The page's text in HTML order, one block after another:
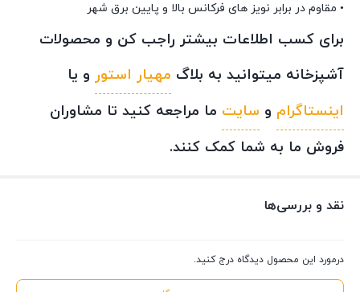
• مقاوم در برابر نویز های فرکانس بالا و پایین برق شهر
برای کسب اطلاعات بیشتر راجب کن و محصولات
آشپزخانه میتوانید به بلاگ مهیار استور و یا
اینستاگرام و سایت ما مراجعه کنید تا مشاوران
فروش ما به شما کمک کنند.
نقد و بررسی‌ها
درمورد این محصول دیدگاه درج کنید.